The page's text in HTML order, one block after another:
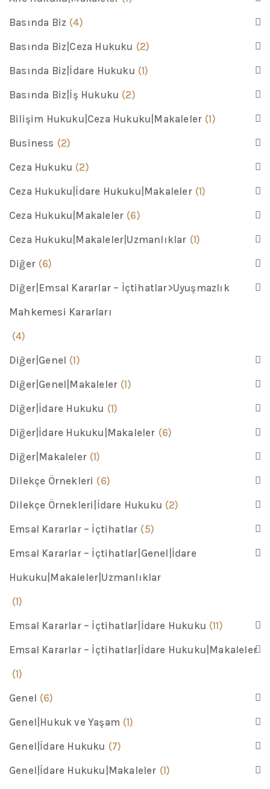
Basında Biz (4)
Basında Biz|Ceza Hukuku (2)
Basında Biz|İdare Hukuku (1)
Basında Biz|İş Hukuku (2)
Bilişim Hukuku|Ceza Hukuku|Makaleler (1)
Business (2)
Ceza Hukuku (2)
Ceza Hukuku|İdare Hukuku|Makaleler (1)
Ceza Hukuku|Makaleler (6)
Ceza Hukuku|Makaleler|Uzmanlıklar (1)
Diğer (6)
Diğer|Emsal Kararlar – İçtihatlar>Uyuşmazlık
Mahkemesi Kararları
(4)
Diğer|Genel (1)
Diğer|Genel|Makaleler (1)
Diğer|İdare Hukuku (1)
Diğer|İdare Hukuku|Makaleler (6)
Diğer|Makaleler (1)
Dilekçe Örnekleri (6)
Dilekçe Örnekleri|İdare Hukuku (2)
Emsal Kararlar – İçtihatlar (5)
Emsal Kararlar – İçtihatlar|Genel|İdare
Hukuku|Makaleler|Uzmanlıklar
(1)
Emsal Kararlar – İçtihatlar|İdare Hukuku (11)
Emsal Kararlar – İçtihatlar|İdare Hukuku|Makaleler
(1)
Genel (6)
Genel|Hukuk ve Yaşam (1)
Genel|İdare Hukuku (7)
Genel|İdare Hukuku|Makaleler (1)